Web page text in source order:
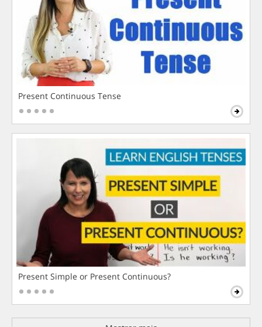
Present Continuous Tense
Present Simple or Present Continuous?